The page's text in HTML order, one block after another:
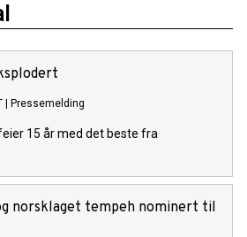
| Pressemelding
15 år med det beste fra
norsklaget tempeh nominert til